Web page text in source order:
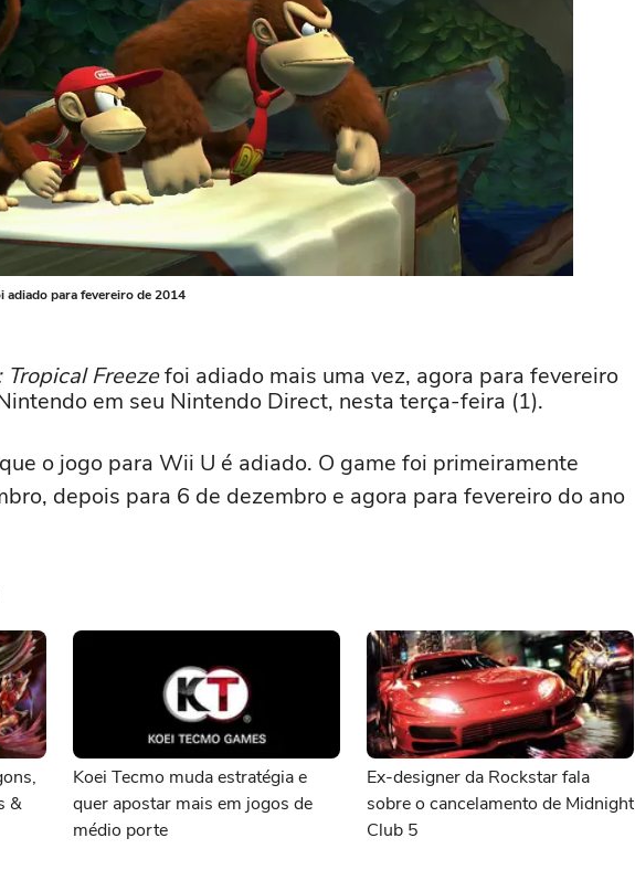
para fevereiro de 2014
Freezefoi adiado mais uma vez, agora para fevereiro
em seu Nintendo Direct, nesta terça-feira (1).
o jogo para Wii U é adiado. O game foi primeiramente
depois para 6 de dezembro e agora para fevereiro do ano
&
Koei Tecmo muda estratégia e
quer apostar mais em jogos de
médio porte
Ex-designer da Rockstar fala
sobre o cancelamento de Midnight
Club 5